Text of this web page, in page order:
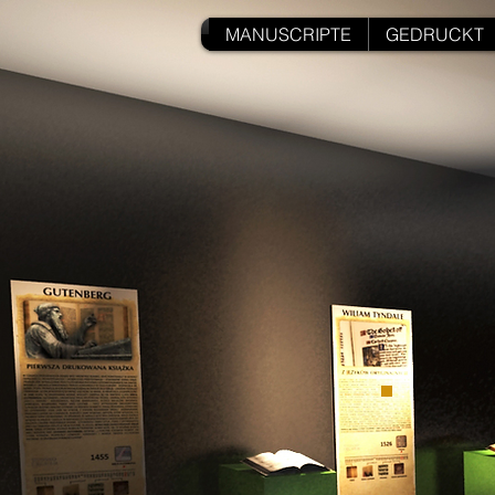
MANUSCRIPTE GEDRUCKT